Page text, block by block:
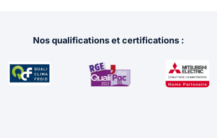
Nos qualifications et certifications :